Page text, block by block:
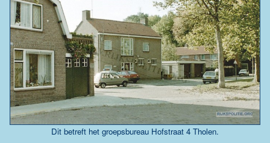
Dit betreft het groepsbureau Hofstraat 4 Tholen.